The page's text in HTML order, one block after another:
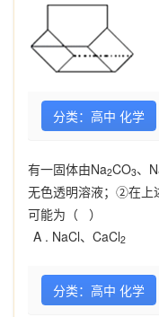
分类：高中 化学
有一固体由Na2CO3、
无色透明溶液；②在上
可能为（ ）
A . NaCl、CaCl2
分类：高中 化学